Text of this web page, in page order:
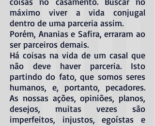
máximo viver a vida conjugal
dentro de uma parceria assim.
Porém, Ananias e Safira, erraram ao
ser parceiros demais.
Há coisas na vida de um casal que
não deve haver parceria. Isto
partindo do fato, que somos seres
humanos, e, portanto, pecadores.
As nossas ações, opiniões, planos,
desejos, muitas vezes são
imperfeitos, injustos, egoístas e